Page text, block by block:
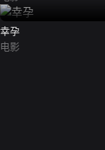
幸孕
电影